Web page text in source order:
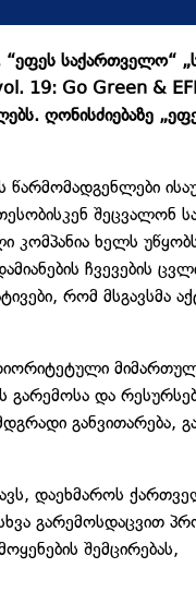
საქართველო“
19: Go Green &
ღონისძიებაზე
წარმომადგენლები
შეცვალონ
კომპანია ხელს
ჩვევების
რომ მსგავსმა
და
განვითარება,
დაეხმაროს
გარემოსდაცვით
შემცირებას,